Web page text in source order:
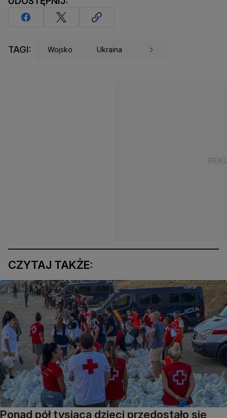
TAGI: Wojsko Ukraina
CZYTAJ TAKŻE:
Ponad pół tysiąca dzieci przedostało się